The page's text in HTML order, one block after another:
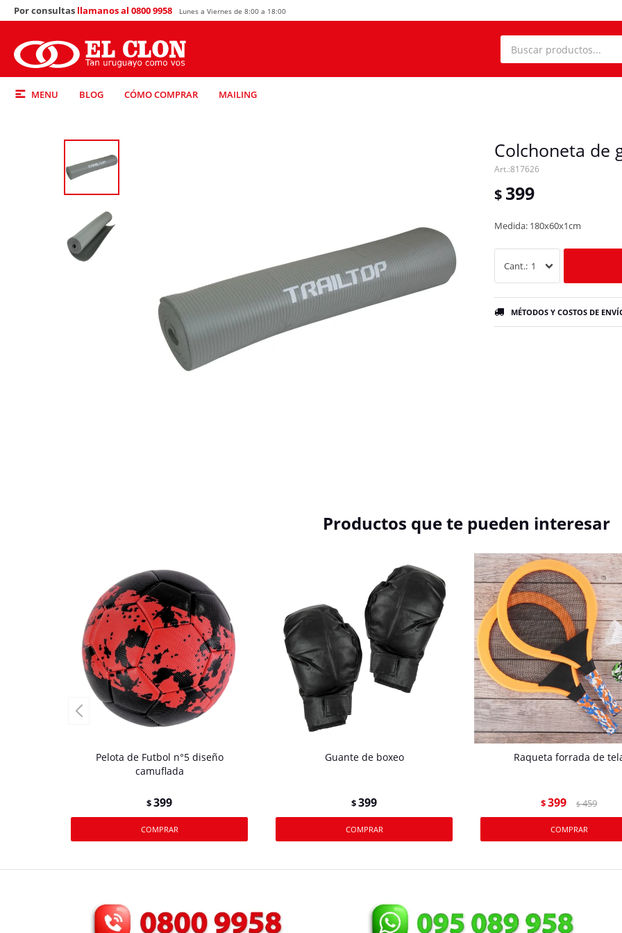
MENU BLOG CÓMO COMPRAR MAILING
Por consultas llamanos al 0800 9958 Lunes a Viernes de 8:00 a 18:00
Colchoneta de
817626
$ 399
Medida: 180x60x1cm
1
MÉTODOS Y COSTOS DE
Productos que te pueden interesar
Pelota de Futbol n°5 diseño
camuflada
$399
Guante de boxeo
$399
Raqueta forrada de
$399 $ 459